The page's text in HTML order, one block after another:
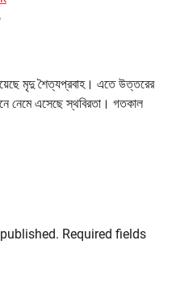
হয়েছে মৃদু শৈত্যপ্রবাহ। এতে উত্তরের
নেমে এসেছে স্থবিরতা। গতকাল
Required fields